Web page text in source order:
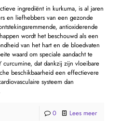
ingrediënt in kurkuma, is al jaren
en liefhebbers van een gezonde
antioxiderende
wordt het beschouwd als een
van het hart en de bloedvaten
waard om speciale aandacht te
dat dankzij zijn vloeibare
beschikbaarheid een effectievere
systeem dan
0 Lees meer